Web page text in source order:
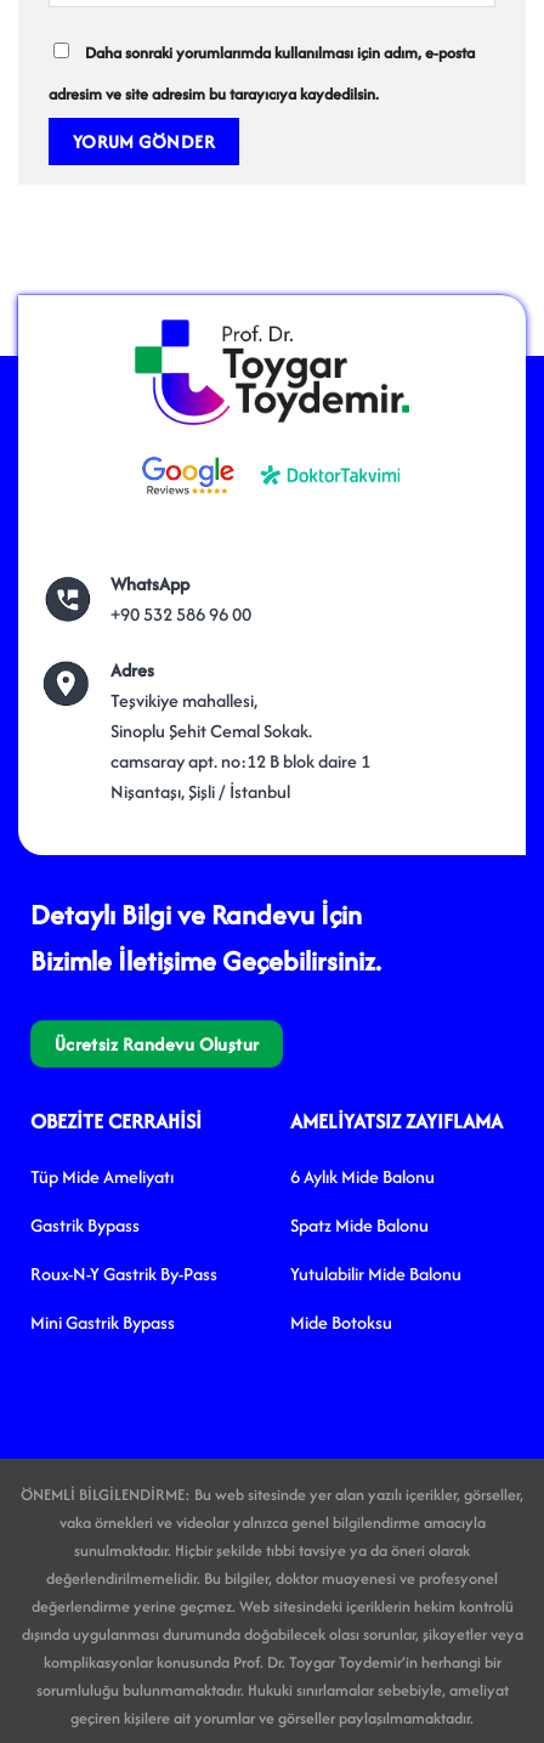
Daha sonraki yorumlarımda kullanılması için adım, e-posta
adresim ve site adresim bu tarayıcıya kaydedilsin.
WhatsApp
+90 532 586 96 00
Adres
Teşvikiye mahallesi,
Sinoplu Şehit Cemal Sokak.
camsaray apt. no:12 B blok daire 1
Nişantaşı, Şişli / İstanbul
Detaylı Bilgi ve Randevu İçin
Bizimle İletişime Geçebilirsiniz.
Ücretsiz Randevu Oluştur
OBEZITE CERRAHISI
Tüp Mide Ameliyatı
Gastrik Bypass
Roux-N-Y Gastrik By-Pass
Mini Gastrik Bypass
AMELIYATSIZ ZAYIFLAMA
6 Aylık Mide Balonu
Spatz Mide Balonu
Yutulabilir Mide Balonu
Mide Botoksu
ÖNEMLİ BİLGİLENDİRME: Bu web sitesinde yer alan yazılı içerikler, görseller,
vaka örnekleri ve videolar yalnızca genel bilgilendirme amacıyla
sunulmaktadır. Hiçbir şekilde tıbbi tavsiye ya da öneri olarak
değerlendirilmemelidir. Bu bilgiler, doktor muayenesi ve profesyonel
değerlendirme yerine geçmez. Web sitesindeki içeriklerin hekim kontrolü
dışında uygulanması durumunda doğabilecek olası sorunlar, şikayetler veya
komplikasyonlar konusunda Prof. Dr. Toygar Toydemir’in herhangi bir
sorumluluğu bulunmamaktadır. Hukuki sınırlamalar sebebiyle, ameliyat
geçiren kişilere ait yorumlar ve görseller paylaşılmamaktadır.